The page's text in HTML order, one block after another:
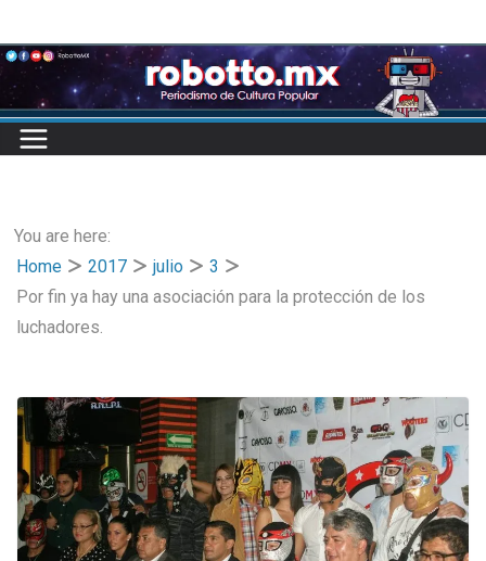
to
content
You are here:
Home
2017 julio
3
Por fin ya hay una asociación para la protección de los
luchadores.